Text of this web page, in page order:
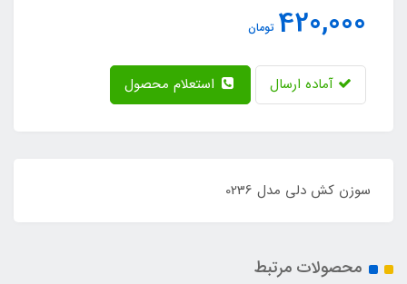
420,000 تومان
آماده ارسال
سوزن کش دلی مدل 0236
محصولات مرتبط